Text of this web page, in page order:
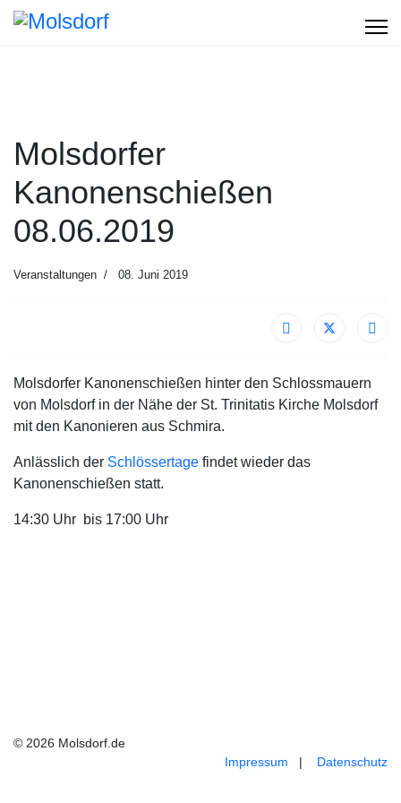
Molsdorfer
Kanonenschießen
08.06.2019
Veranstaltungen 08. Juni 2019
Molsdorfer Kanonenschießen hinter den Schlossmauern
von Molsdorf in der Nähe der St. Trinitatis Kirche Molsdorf
mit den Kanonieren aus Schmira.
Anlässlich der Schlössertage findet wieder das
Kanonenschießen statt.
14:30 Uhr bis 17:00 Uhr
© 2026 Molsdorf.de
Impressum
| Datenschutz